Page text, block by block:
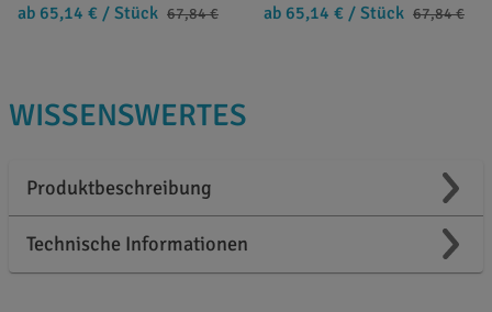
ab 65,14 € / Stück 67,84 €
ab 65,14 € / Stück 67,84 €
WISSENSWERTES
Produktbeschreibung
Technische Informationen